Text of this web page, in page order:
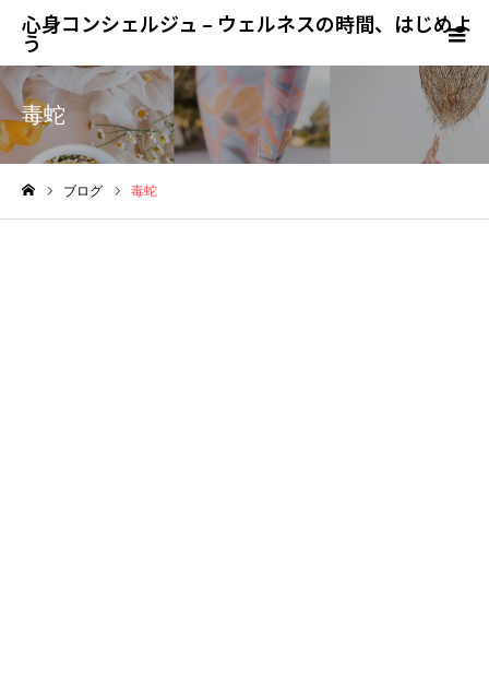
心身コンシェルジュ – ウェルネスの時間、はじめよ
う
毒蛇
ブログ 毒蛇